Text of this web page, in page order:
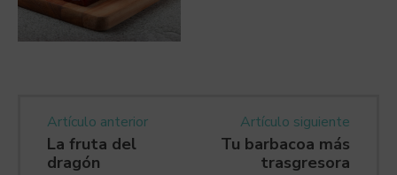
Artículo anterior
La fruta del
dragón
Artículo siguiente
Tu barbacoa más
trasgresora